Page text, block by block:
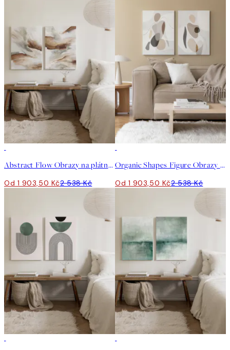
Abstract Flow Obrazy na plátně Duo
Od 1 903,50 Kč2 538 Kč
Organic Shapes Figure Obrazy na plátně Duo
Od 1 903,50 Kč2 538 Kč